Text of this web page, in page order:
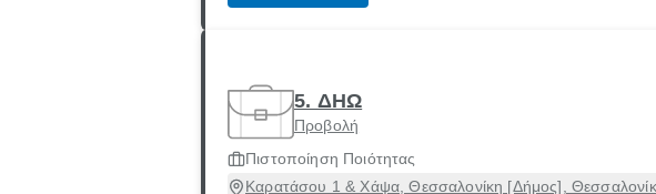
5. ΔΗΩ
Προβολή
Πιστοποίηση Ποιότητας
Καρατάσου 1 & Χάψα, Θεσσαλονίκη [Δήμος],